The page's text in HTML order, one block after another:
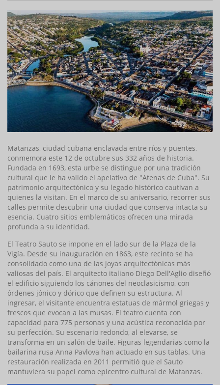
Matanzas, ciudad cubana enclavada entre ríos y puentes,
conmemora este 12 de octubre sus 332 años de historia.
Fundada en 1693, esta urbe se distingue por una tradición
cultural que le ha valido el apelativo de "Atenas de Cuba". Su
patrimonio arquitectónico y su legado histórico cautivan a
quienes la visitan. En el marco de su aniversario, recorrer sus
calles permite descubrir una ciudad que conserva intacta su
esencia. Cuatro sitios emblemáticos ofrecen una mirada
profunda a su identidad.
El Teatro Sauto se impone en el lado sur de la Plaza de la
Vigía. Desde su inauguración en 1863, este recinto se ha
consolidado como una de las joyas arquitectónicas más
valiosas del país. El arquitecto italiano Diego Dell'Aglio diseñó
el edificio siguiendo los cánones del neoclasicismo, con
órdenes jónico y dórico que definen su estructura. Al
ingresar, el visitante encuentra estatuas de mármol griegas y
frescos que evocan a las musas. El teatro cuenta con
capacidad para 775 personas y una acústica reconocida por
su perfección. Su escenario redondo, al elevarse, se
transforma en un salón de baile. Figuras legendarias como la
bailarina rusa Anna Pavlova han actuado en sus tablas. Una
restauración realizada en 2011 permitió que el Sauto
mantuviera su papel como epicentro cultural de Matanzas.